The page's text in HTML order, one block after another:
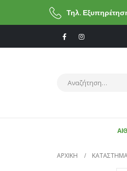
Τηλ.
ΑΡΧΙΚΗ